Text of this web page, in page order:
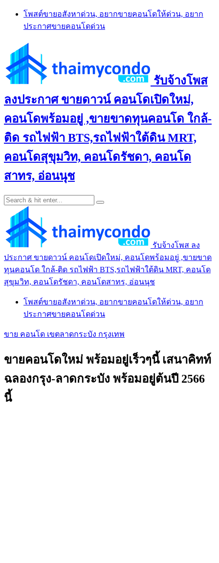
Skip
content
โพสต์ขายอสังหาด่วน, อยากขายคอนโดให้ด่วน, อยาก
ประกาศขายคอนโดด่วน
รับจ้างโพส
ลงประกาศ ขายดาวน์ คอนโดเปิดใหม่,
คอนโดพร้อมอยู่ ,ขายขาดทุนคอนโด ใกล้-
ติด รถไฟฟ้า BTS,รถไฟฟ้าใต้ดิน MRT,
คอนโดสุขุมวิท, คอนโดรัชดา, คอนโด
สาทร, อ่อนนุช
รับจ้างโพส ลง
ประกาศ ขายดาวน์ คอนโดเปิดใหม่, คอนโดพร้อมอยู่ ,ขายขาด
ทุนคอนโด ใกล้-ติด รถไฟฟ้า BTS,รถไฟฟ้าใต้ดิน MRT, คอนโด
สุขุมวิท, คอนโดรัชดา, คอนโดสาทร, อ่อนนุช
โพสต์ขายอสังหาด่วน, อยากขายคอนโดให้ด่วน, อยาก
ประกาศขายคอนโดด่วน
ขาย คอนโด เขตลาดกระบัง กรุงเทพ
ขายคอนโดใหม่ พร้อมอยู่เร็วๆนี้ เสนาคิทท์
ฉลองกรุง-ลาดกระบัง พร้อมอยู่ต้นปี 2566
นี้